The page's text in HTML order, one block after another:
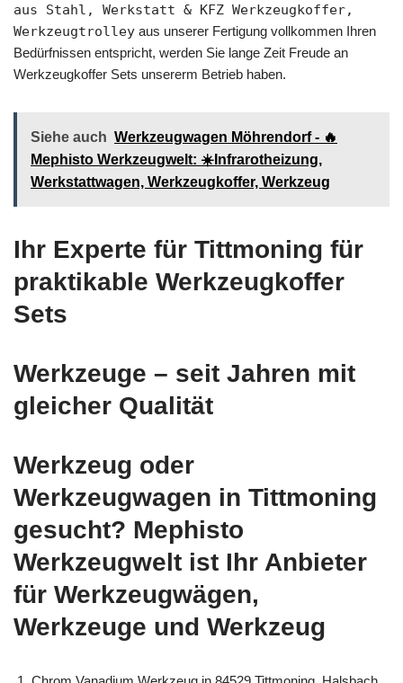
aus Stahl, Werkstatt & KFZ Werkzeugkoffer,
Werkzeugtrolley aus unserer Fertigung vollkommen Ihren
Bedürfnissen entspricht, werden Sie lange Zeit Freude an
Werkzeugkoffer Sets unsererm Betrieb haben.
Siehe auch Werkzeugwagen Möhrendorf - 🔥
Mephisto Werkzeugwelt: ☀️Infrarotheizung,
Werkstattwagen, Werkzeugkoffer, Werkzeug
Ihr Experte für Tittmoning für
praktikable Werkzeugkoffer
Sets
Werkzeuge – seit Jahren mit
gleicher Qualität
Werkzeug oder
Werkzeugwagen in Tittmoning
gesucht? Mephisto
Werkzeugwelt ist Ihr Anbieter
für Werkzeugwägen,
Werkzeuge und Werkzeug